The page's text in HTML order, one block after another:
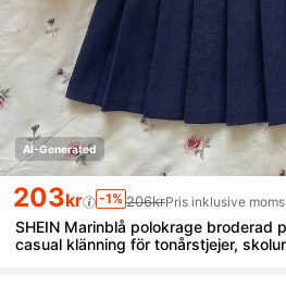
AI-Generated
203kr -1% 206krPris inklusive
SHEIN Marinblå polokrage broderad
casual klänning för tonårstjejer,